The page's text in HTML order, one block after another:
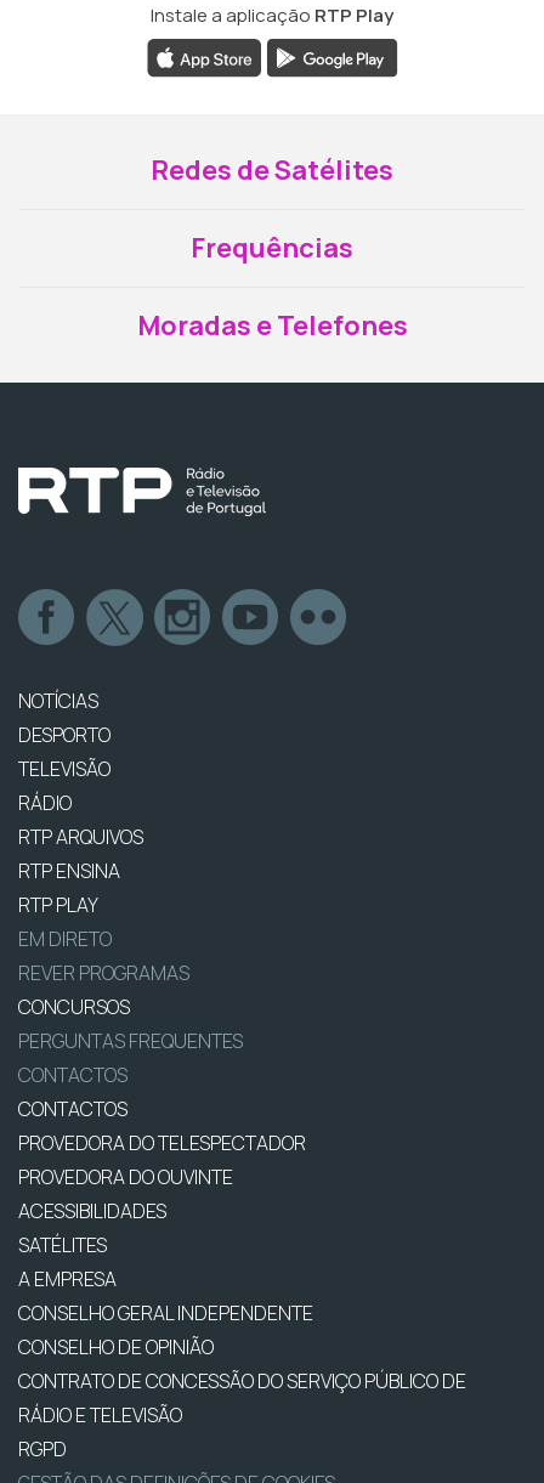
Instale a aplicação RTP Play
Redes de Satélites
Frequências
Moradas e Telefones
NOTÍCIAS
DESPORTO
TELEVISÃO
RÁDIO
RTP ARQUIVOS
RTP ENSINA
RTP PLAY
EM DIRETO
REVER PROGRAMAS
CONCURSOS
PERGUNTAS FREQUENTES
CONTACTOS
CONTACTOS
PROVEDORA DO TELESPECTADOR
PROVEDORA DO OUVINTE
ACESSIBILIDADES
SATÉLITES
A EMPRESA
CONSELHO GERAL INDEPENDENTE
CONSELHO DE OPINIÃO
CONTRATO DE CONCESSÃO DO SERVIÇO PÚBLICO DE
RÁDIO E TELEVISÃO
RGPD